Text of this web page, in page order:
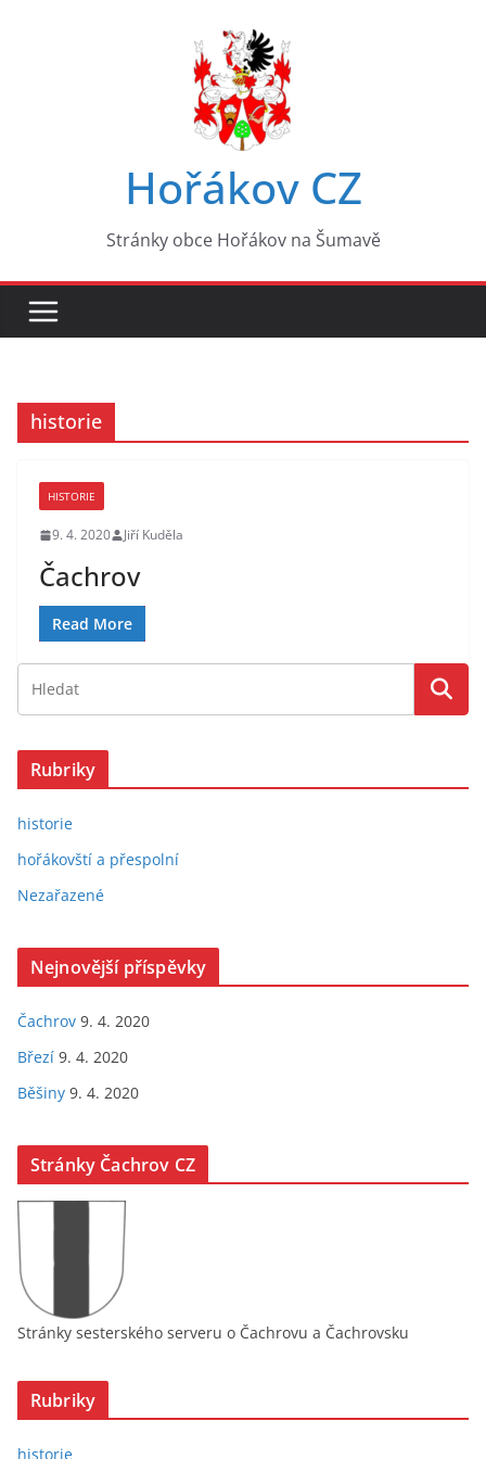
Hořákov CZ
Stránky obce Hořákov na Šumavě
historie
HISTORIE
9. 4. 2020 Jiří Kuděla
Čachrov
Read More
Rubriky
historie
hořákovští a přespolní
Nezařazené
Nejnovější příspěvky
Čachrov 9. 4. 2020
Březí 9. 4. 2020
Běšiny 9. 4. 2020
Stránky Čachrov CZ
Stránky sesterského serveru o Čachrovu a Čachrovsku
Rubriky
historie